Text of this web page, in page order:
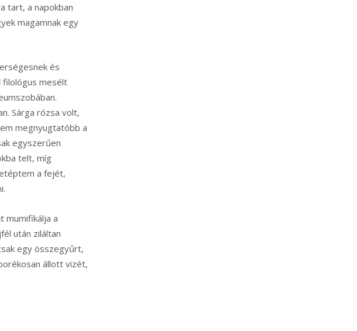
tart, a napokban
magamnak egy
és
mesélt
Sárga rózsa volt,
megnyugtatóbb a
egyszerűen
telt, míg
a fejét,
a
után ziláltan
egy összegyűrt,
állott vizét,